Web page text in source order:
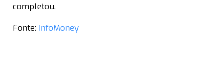
completou.
Fonte: InfoMoney